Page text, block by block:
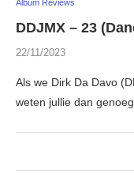
Album Reviews
DDJMX – 23
22/11/2023
Als we Dirk Da Davo
weten jullie dan